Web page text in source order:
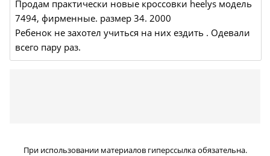
Продам практически новые кроссовки heelys модель
7494, фирменные. размер 34. 2000
Ребенок не захотел учиться на них ездить . Одевали
всего пару раз.
При использовании материалов гиперссылка обязательна.